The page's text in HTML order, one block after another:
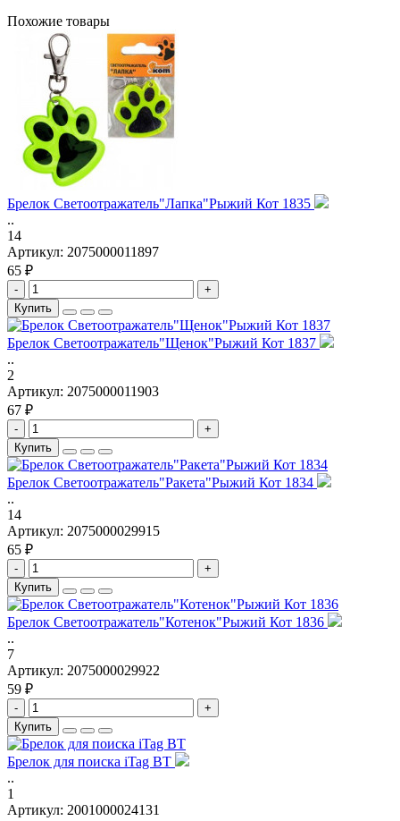
Похожие товары
Брелок Светоотражатель"Лапка"Рыжий Кот 1835
..
14
Артикул: 2075000011897
65 ₽
-
+
Купить
Брелок Светоотражатель"Щенок"Рыжий Кот 1837
..
2
Артикул: 2075000011903
67 ₽
-
+
Купить
Брелок Светоотражатель"Ракета"Рыжий Кот 1834
..
14
Артикул: 2075000029915
65 ₽
-
+
Купить
Брелок Светоотражатель"Котенок"Рыжий Кот 1836
..
7
Артикул: 2075000029922
59 ₽
-
+
Купить
Брелок для поиска iTag BT
..
1
Артикул: 2001000024131